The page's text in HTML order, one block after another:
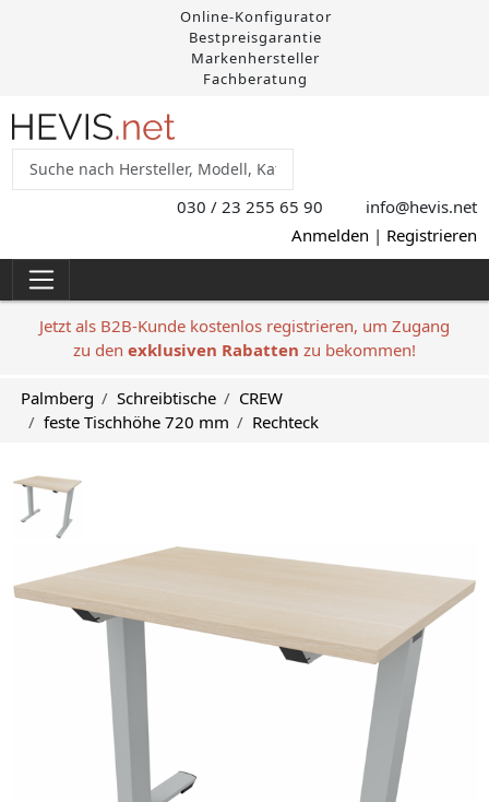
Online-Konfigurator
Bestpreisgarantie
Markenhersteller
Fachberatung
030 / 23 255 65 90 info@hevis.net
Anmelden | Registrieren
Jetzt als B2B-Kunde kostenlos registrieren, um Zugang
zu den exklusiven Rabatten zu bekommen!
Palmberg Schreibtische
CREW
feste Tischhöhe 720 mm
Rechteck